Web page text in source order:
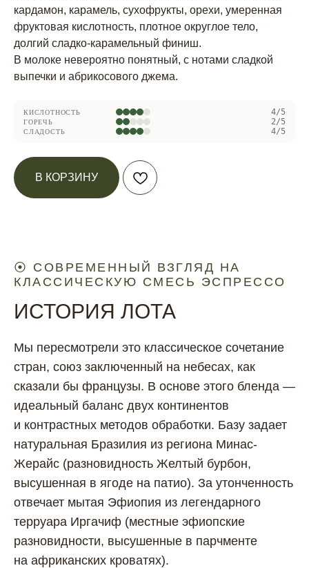
кардамон, карамель, сухофрукты, орехи, умеренная
фруктовая кислотность, плотное округлое тело,
долгий сладко-карамельный финиш.
В молоке невероятно понятный, с нотами сладкой
выпечки и абрикосового джема.
КИСЛОТНОСТЬ 4/5
ГОРЕЧЬ 2/5
СЛАДОСТЬ 4/5
В КОРЗИНУ
⦿ СОВРЕМЕННЫЙ ВЗГЛЯД НА
КЛАССИЧЕСКУЮ СМЕСЬ ЭСПРЕССО
ИСТОРИЯ ЛОТА
Мы пересмотрели это классическое сочетание
стран, союз заключенный на небесах, как
сказали бы французы. В основе этого бленда —
идеальный баланс двух континентов
и контрастных методов обработки. Базу задает
натуральная Бразилия из региона Минас-
Жерайс (разновидность Желтый бурбон,
высушенная в ягоде на патио). За утонченность
отвечает мытая Эфиопия из легендарного
терруара Иргачиф (местные эфиопские
разновидности, высушенные в парчменте
на африканских кроватях).